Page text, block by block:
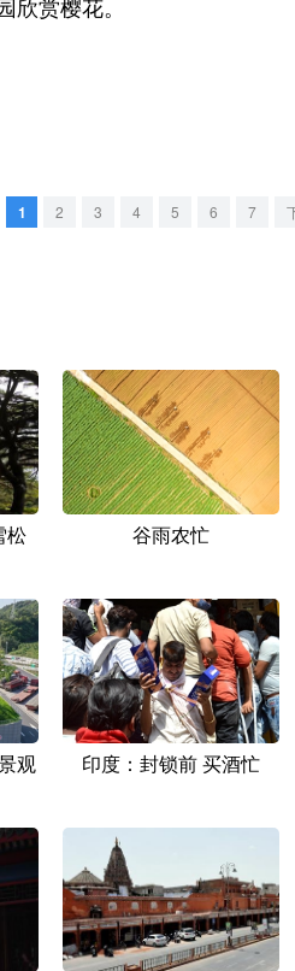
1 2 3 4 5 6 7
松 谷雨农忙
观 印度：封锁前 买酒忙